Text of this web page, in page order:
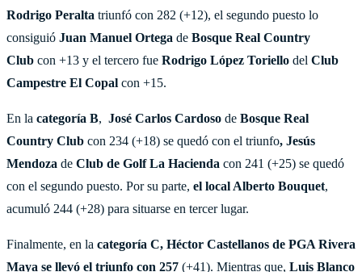
Rodrigo Peralta triunfó con 282 (+12), el segundo puesto lo
consiguió Juan Manuel Ortega de Bosque Real Country
Club con +13 y el tercero fue Rodrigo López Toriello del Club
Campestre El Copal con +15.
En la categoría B, José Carlos Cardoso de Bosque Real
Country Club con 234 (+18) se quedó con el triunfo, Jesús
Mendoza de Club de Golf La Hacienda con 241 (+25) se quedó
con el segundo puesto. Por su parte, el local Alberto Bouquet,
acumuló 244 (+28) para situarse en tercer lugar.
Finalmente, en la categoría C, Héctor Castellanos de PGA Rivera
Maya se llevó el triunfo con 257 (+41). Mientras que, Luis Blanco